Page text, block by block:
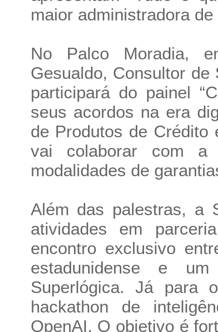
maior administradora
No Palco Moradia,
Gesualdo, Consultor
participará do painel
seus acordos na era
de Produtos de Crédito
vai colaborar com a
modalidades de
Além das palestras, a
atividades em
encontro exclusivo
estadunidense e
Superlógica. Já para
hackathon de
OpenAI. O objetivo é